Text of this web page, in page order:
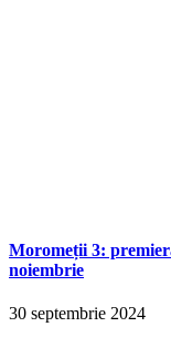
Moromeții 3:
noiembrie
30 septembrie 2024